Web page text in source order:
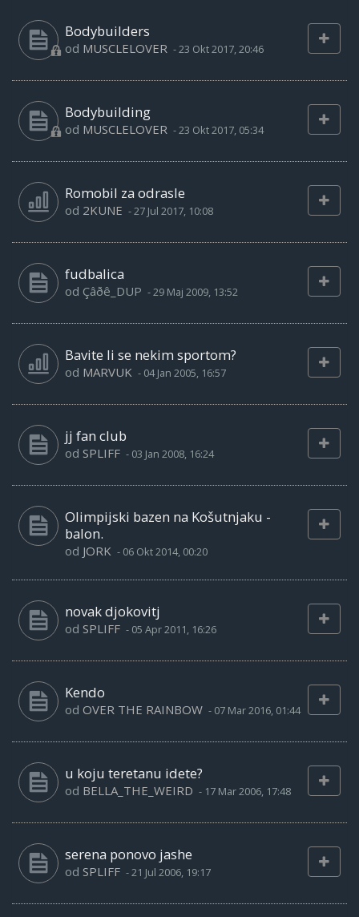
Bodybuilders
od MUSCLELOVER -23 Okt 2017, 20:46
Bodybuilding
od MUSCLELOVER -23 Okt 2017, 05:34
Romobil za odrasle
od 2KUNE -27 Jul 2017, 10:08
fudbalica
od Çâðê_DUP -29 Maj 2009, 13:52
Bavite li se nekim sportom?
od MARVUK - 04 Jan 2005, 16:57
jj fan club
od SPLIFF - 03 Jan 2008, 16:24
Olimpijski bazen na Košutnjaku -
balon.
od JORK - 06 Okt 2014, 00:20
novak djokovitj
od SPLIFF - 05 Apr 2011, 16:26
Kendo
od OVER THE RAINBOW - 07 Mar 2016, 01:44
u koju teretanu idete?
od BELLA_THE_WEIRD - 17 Mar 2006, 17:48
serena ponovo jashe
od SPLIFF -21 Jul 2006, 19:17